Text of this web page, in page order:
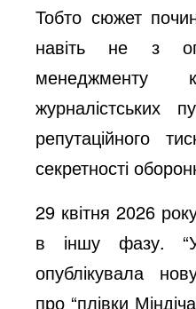
Тобто сюжет
навіть не з
журналістських
репутаційного
секретності
29 квітня 2026
в іншу фазу.
опублікувала
про “плівки